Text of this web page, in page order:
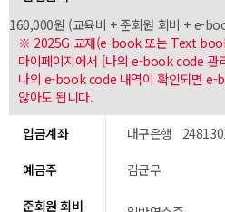
160,000원 (교육비 + 준회원 회비 + e-
※ 2025G 교재(e-book 또는 Text
마이페이지에서 [나의 e-book code 관
나의 e-book code 내역이 확인되면 e-
않아도 됩니다.
입금계좌
대구은행
예금주
김균무
준회원 회비